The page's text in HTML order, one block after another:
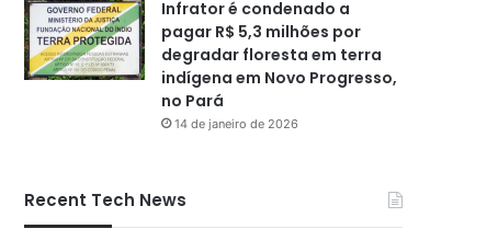
Infrator é condenado a
pagar R$ 5,3 milhões por
degradar floresta em terra
indígena em Novo Progresso,
no Pará
14 de janeiro de 2026
Recent Tech News